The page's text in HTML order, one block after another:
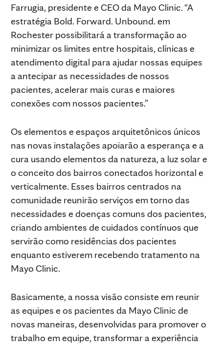
Farrugia, presidente e CEO da Mayo Clinic. “A
estratégia Bold. Forward. Unbound. em
Rochester possibilitará a transformação ao
minimizar os limites entre hospitais, clínicas e
atendimento digital para ajudar nossas equipes
a antecipar as necessidades de nossos
pacientes, acelerar mais curas e maiores
conexões com nossos pacientes.”
Os elementos e espaços arquitetônicos únicos
nas novas instalações apoiarão a esperança e a
cura usando elementos da natureza, a luz solar e
o conceito dos bairros conectados horizontal e
verticalmente. Esses bairros centrados na
comunidade reunirão serviços em torno das
necessidades e doenças comuns dos pacientes,
criando ambientes de cuidados contínuos que
servirão como residências dos pacientes
enquanto estiverem recebendo tratamento na
Mayo Clinic.
Basicamente, a nossa visão consiste em reunir
as equipes e os pacientes da Mayo Clinic de
novas maneiras, desenvolvidas para promover o
trabalho em equipe, transformar a experiência